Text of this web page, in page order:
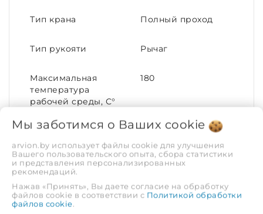
Тип крана Полный проход
Тип рукояти Рычаг
Максимальная
температура
рабочей среды, С°
180
Номинальный
диаметр (DN)
100
Материал корпуса
Номинальное
16
Мы заботимся о Ваших cookie
arvion.by использует файлы cookie для улучшения
Вашего пользовательского опыта, сбора статистики
и представления персонализированных
рекомендаций.
Нажав «Принять», Вы даете согласие на обработку
файлов cookie в соответствии с Политикой обработки
файлов cookie.